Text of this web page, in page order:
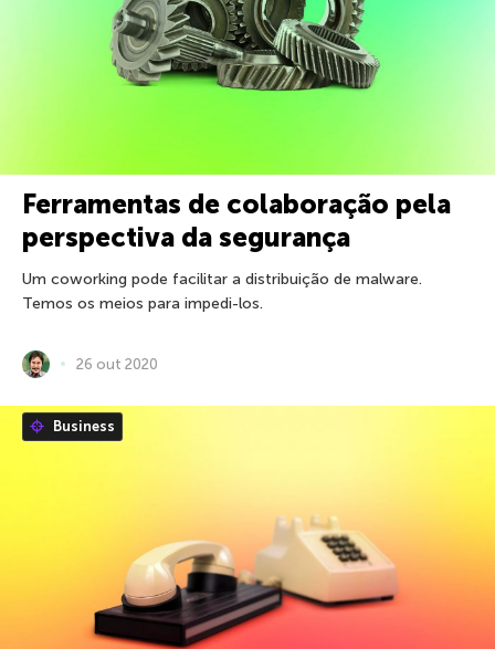
Ferramentas de colaboração pela
perspectiva da segurança
Um coworking pode facilitar a distribuição de malware.
Temos os meios para impedi-los.
26 out 2020
Business